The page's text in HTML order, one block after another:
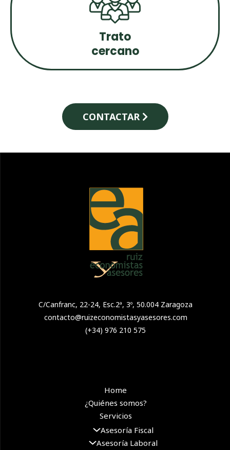
Trato
cercano
CONTACTAR
C/Canfranc, 22-24, Esc.2ª, 3º, 50.004 Zaragoza
contacto@ruizeconomistasyasesores.com
(+34) 976 210 575
Home
¿Quiénes somos?
Servicios
Asesoría Fiscal
Asesoría Laboral